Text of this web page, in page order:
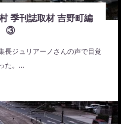
季刊誌取材 吉野町編
③
長ジュリアーノさんの声で目覚
た。…